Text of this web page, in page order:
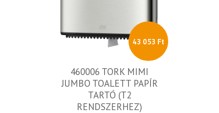
43 053 Ft
460006 TORK MIMI
JUMBO TOALETT PAPÍR
TARTÓ (T2
RENDSZERHEZ)